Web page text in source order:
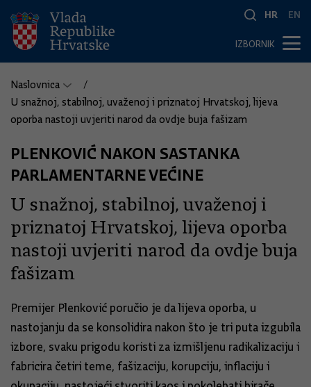
HR EN
IZBORNIK
Naslovnica
U snažnoj, stabilnoj, uvaženoj i priznatoj Hrvatskoj, lijeva
oporba nastoji uvjeriti narod da ovdje buja fašizam
PLENKOVIĆ NAKON SASTANKA
PARLAMENTARNE VEĆINE
U snažnoj, stabilnoj, uvaženoj i
priznatoj Hrvatskoj, lijeva oporba
nastoji uvjeriti narod da ovdje buja
fašizam
Premijer Plenković poručio je da lijeva oporba, u
nastojanju da se konsolidira nakon što je tri puta izgubila
izbore, svaku prigodu koristi za izmišljenu radikalizaciju i
fabricira četiri teme, fašizaciju, korupciju, inflaciju i